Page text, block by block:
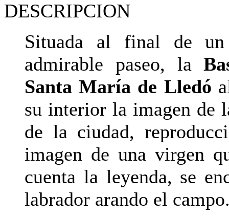
DESCRIPCION
Situada al final de
admirable paseo, la
Santa María de Lledó
su interior la imagen de
de la ciudad,
imagen de una virgen
cuenta la leyenda, se
labrador arando el